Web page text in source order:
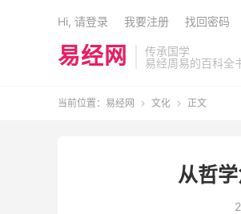
易经网
传承国学
易经周易的百科全
Hi, 请登录 我要注册 找回密码
当前位置： 易经网  文化  正文
从哲